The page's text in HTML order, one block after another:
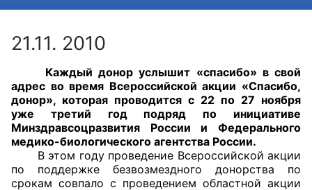
+7 (3842) 58-82-40
OPKO42@BK.RU
ОБРАТНАЯ СВЯЗЬ
21.11. 2010
Каждый донор услышит «спасибо» в свой
адрес во время Всероссийской акции «Спасибо,
донор», которая проводится с 22 по 27 ноября
уже третий год подряд по инициативе
Минздравсоцразвития России и Федерального
медико-биологического агентства России.
В этом году проведение Всероссийской акции
по поддержке безвозмездного донорства по
срокам совпало с проведением областной акции